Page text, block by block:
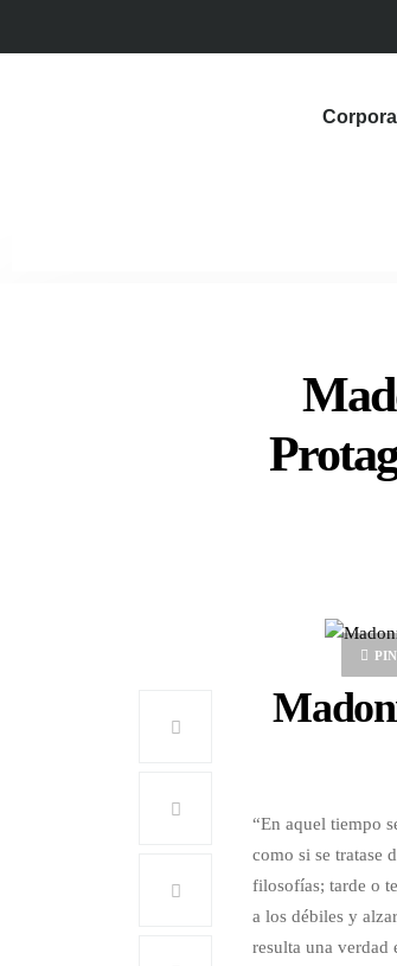
“En aquel tiempo
como si se tratase
filosofías; tarde o
a los débiles y
resulta una verdad